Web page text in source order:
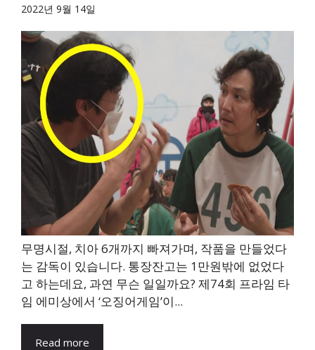
2022년 9월 14일
무명시절, 치아 6개까지 빠져가며, 작품을 만들었다
는 감독이 있습니다. 통장잔고는 1만원밖에 없었다
고 하는데요, 과연 무슨 일일까요? 제74회 프라임 타
임 에미상에서 ‘오징어게임’이...
Read more